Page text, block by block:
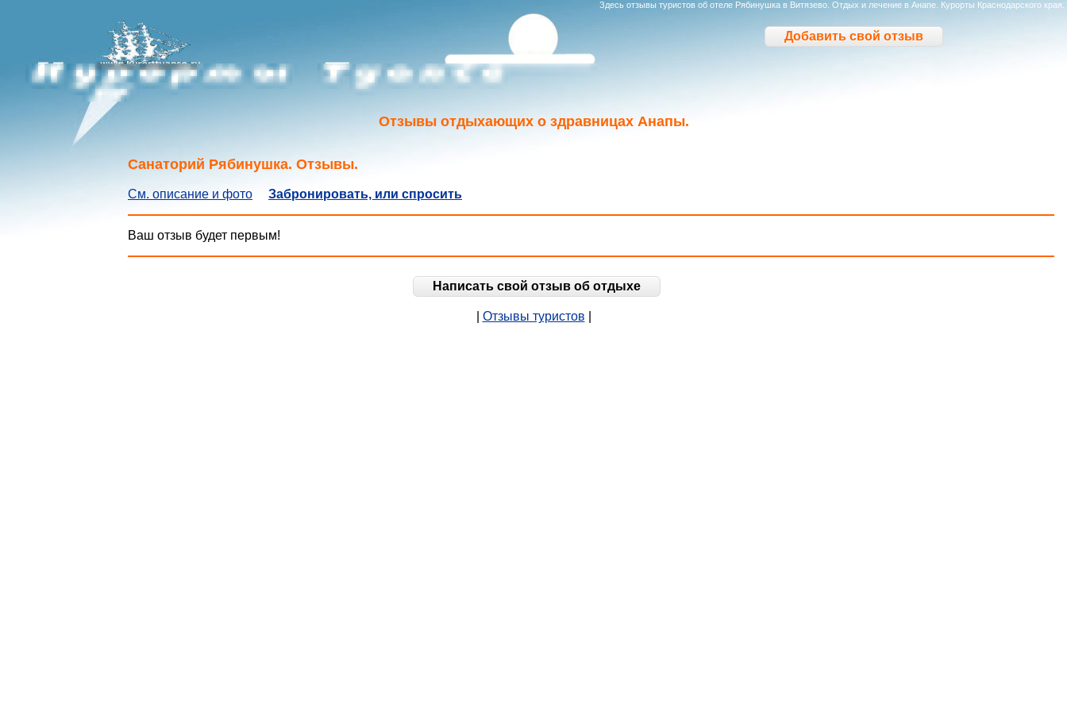
Здесь отзывы туристов об отеле Рябинушка в Витязево. Отдых и лечение в Анапе. Курорты Краснодарского края.
Добавить свой отзыв
Отзывы отдыхающих о здравницах Анапы.
Санаторий Рябинушка. Отзывы.
См. описание и фото Забронировать, или спросить
Ваш отзыв будет первым!
Написать свой отзыв об отдыхе
Отзывы туристов